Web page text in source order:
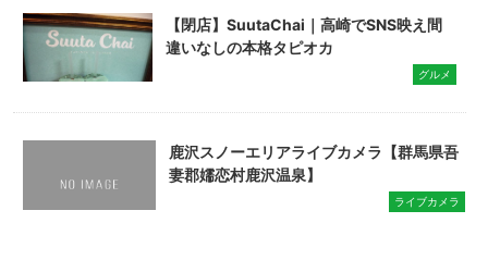
【閉店】SuutaChai｜高崎でSNS映え間
違いなしの本格タピオカ
グルメ
鹿沢スノーエリアライブカメラ【群馬県吾
妻郡嬬恋村鹿沢温泉】
ライブカメラ